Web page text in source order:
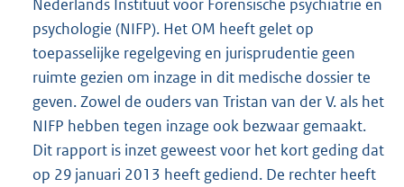
Nederlands Instituut voor Forensische psychiatrie en
psychologie (NIFP). Het OM heeft gelet op
toepasselijke regelgeving en jurisprudentie geen
ruimte gezien om inzage in dit medische dossier te
geven. Zowel de ouders van Tristan van der V. als het
NIFP hebben tegen inzage ook bezwaar gemaakt.
Dit rapport is inzet geweest voor het kort geding dat
op 29 januari 2013 heeft gediend. De rechter heeft